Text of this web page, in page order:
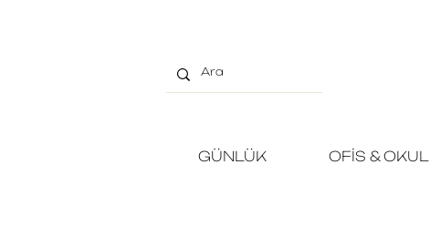
GÜNLÜK OFİS & OKUL